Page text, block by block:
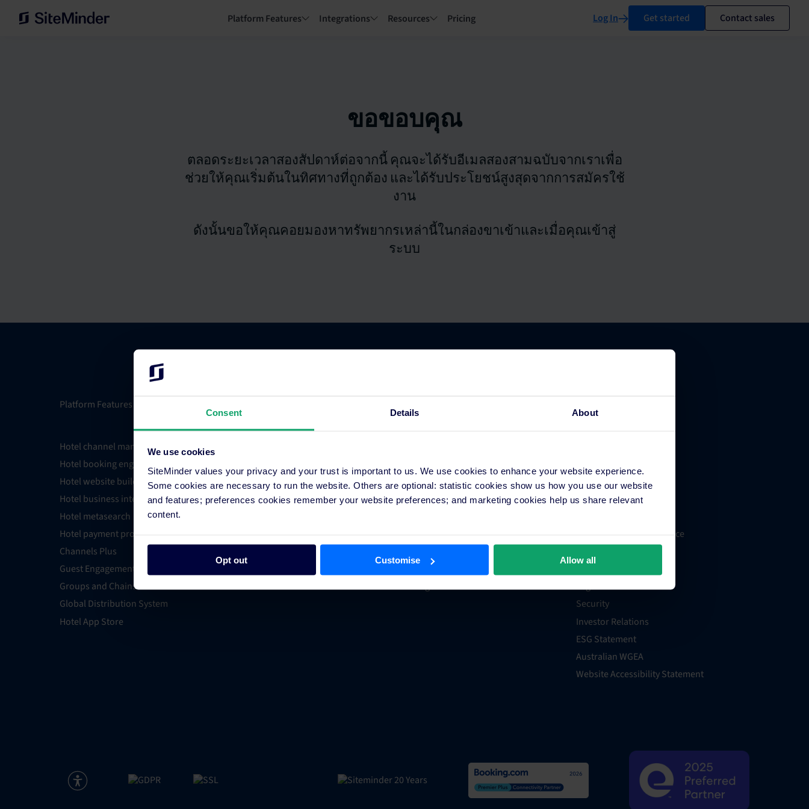
Consent Details About
We use cookies
SiteMinder values your privacy and your trust is important to us. We use cookies to enhance your website experience.
Some cookies are necessary to run the website. Others are optional: statistic cookies show us how you use our website
and features; preferences cookies remember your website preferences; and marketing cookies help us share relevant
content.
Opt out Customise Allow all
Platform Features Integrations Resources Pricing Log In Get started Contact sales
ขอขอบคุณ
ตลอดระยะเวลาสองสัปดาห์ต่อจากนี้ คุณจะได้รับอีเมลสองสามฉบับจากเราเพื่อ
ช่วยให้คุณเริ่มต้นในทิศทางที่ถูกต้อง และได้รับประโยชน์สูงสุดจากการสมัครใช้
งาน
ดังนั้นขอให้คุณคอยมองหาทรัพยากรเหล่านี้ในกล่องขาเข้าและเมื่อคุณเข้าสู่
ระบบ
Platform Features
Hotel channel manager
Hotel booking engine
Hotel website builder
Hotel business intelligence
Hotel metasearch
Hotel payment processing
Channels Plus
Guest Engagement
Groups and Chains
Global Distribution System
Hotel App Store
Find an Expert
PMS Finder
Technology
Hotel Trends & Advice
Emergent
Support
Billing and Payments
Recruitment Privacy Notice
Legal
Security
Investor Relations
ESG Statement
Australian WGEA
Website Accessibility Statement